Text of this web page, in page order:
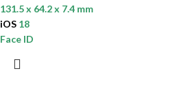
131.5 x 64.2 x 7.4 mm
iOS 18
Face ID